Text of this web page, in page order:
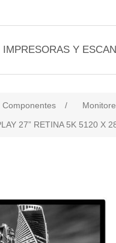
IMPRESORAS Y
Componentes /
27” RETINA 5K 5120 X